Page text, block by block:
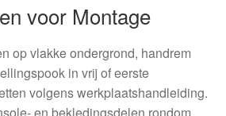
voor Montage
op vlakke ondergrond, handrem
in vrij of eerste
volgens werkplaatshandleiding.